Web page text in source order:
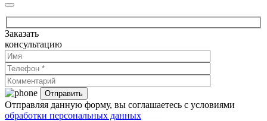
Заказать
консультацию
Отправляя данную форму, вы соглашаетесь с условиями
обработки персональных данных